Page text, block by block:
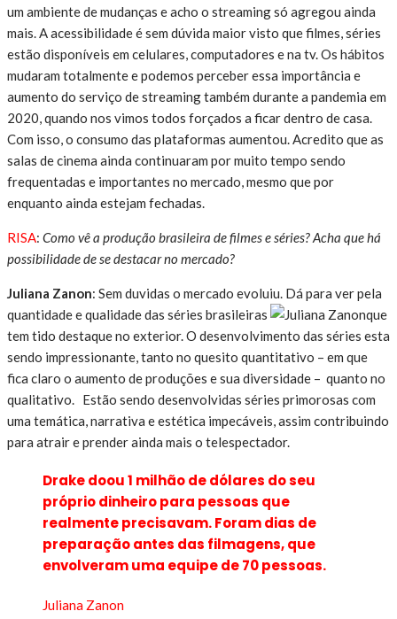
um ambiente de mudanças e acho o streaming só agregou ainda
mais. A acessibilidade é sem dúvida maior visto que filmes, séries
estão disponíveis em celulares, computadores e na tv. Os hábitos
mudaram totalmente e podemos perceber essa importância e
aumento do serviço de streaming também durante a pandemia em
2020, quando nos vimos todos forçados a ficar dentro de casa.
Com isso, o consumo das plataformas aumentou. Acredito que as
salas de cinema ainda continuaram por muito tempo sendo
frequentadas e importantes no mercado, mesmo que por
enquanto ainda estejam fechadas.
RISA: Como vê a produção brasileira de filmes e séries? Acha que há
possibilidade de se destacar no mercado?
Juliana Zanon: Sem duvidas o mercado evoluiu. Dá para ver pela
quantidade e qualidade das séries brasileiras
que
tem tido destaque no exterior. O desenvolvimento das séries esta
sendo impressionante, tanto no quesito quantitativo – em que
fica claro o aumento de produções e sua diversidade – quanto no
qualitativo. Estão sendo desenvolvidas séries primorosas com
uma temática, narrativa e estética impecáveis, assim contribuindo
para atrair e prender ainda mais o telespectador.
Drake doou 1 milhão de dólares do seu
próprio dinheiro para pessoas que
realmente precisavam. Foram dias de
preparação antes das filmagens, que
envolveram uma equipe de 70 pessoas.
Juliana Zanon